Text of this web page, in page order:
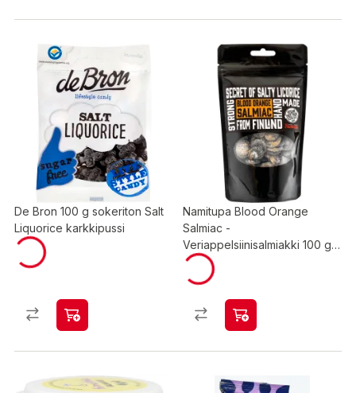
De Bron 100 g sokeriton Salt
Liquorice karkkipussi
Namitupa Blood Orange
Salmiac -
Veriappelsiinisalmiakki 100 g
pussi